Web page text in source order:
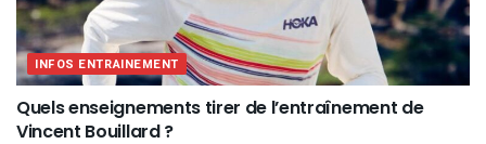
INFOS ENTRAINEMENT
Quels enseignements tirer de l’entraînement de
Vincent Bouillard ?